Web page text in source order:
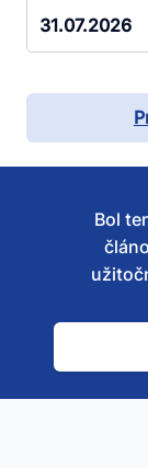
31.07.2026
Bol